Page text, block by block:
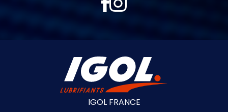
IGOL FRANCE